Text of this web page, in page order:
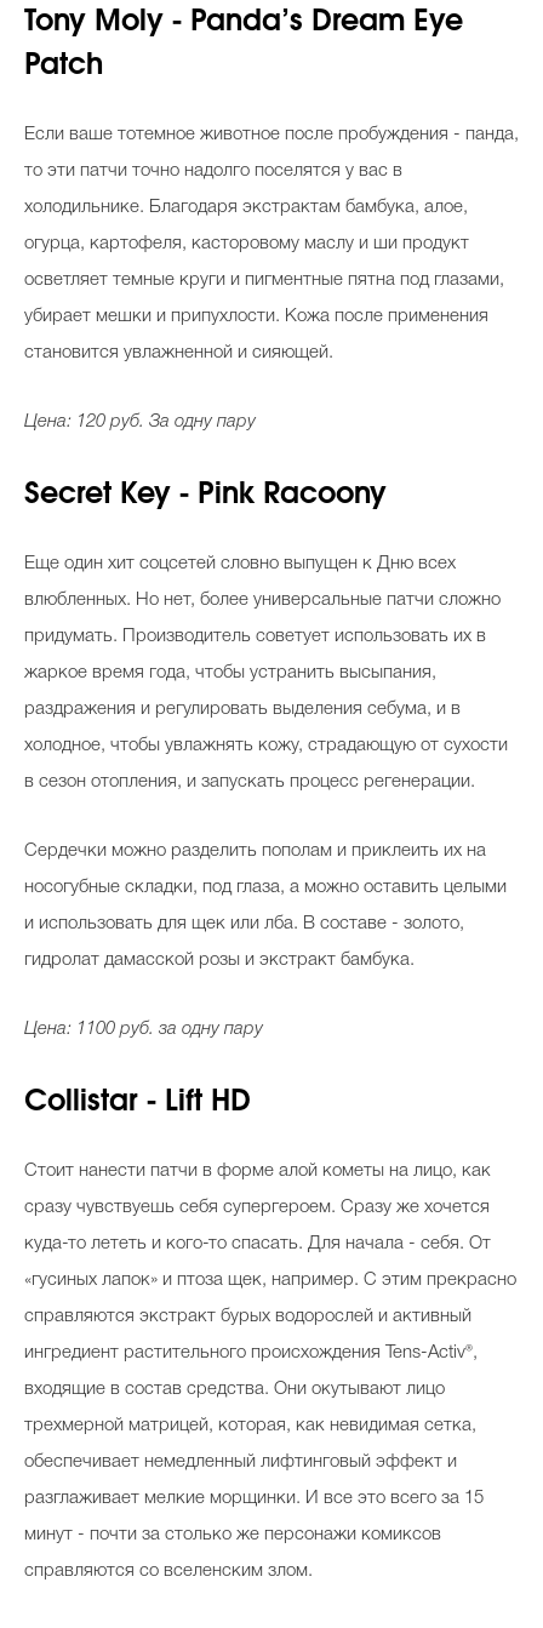
Tony Moly - Panda’s Dream Eye
Patch
Если ваше тотемное животное после пробуждения - панда,
то эти патчи точно надолго поселятся у вас в
холодильнике. Благодаря экстрактам бамбука, алое,
огурца, картофеля, касторовому маслу и ши продукт
осветляет темные круги и пигментные пятна под глазами,
убирает мешки и припухлости. Кожа после применения
становится увлажненной и сияющей.
Цена: 120 руб. За одну пару
Secret Key - Pink Racoony
Еще один хит соцсетей словно выпущен к Дню всех
влюбленных. Но нет, более универсальные патчи сложно
придумать. Производитель советует использовать их в
жаркое время года, чтобы устранить высыпания,
раздражения и регулировать выделения себума, и в
холодное, чтобы увлажнять кожу, страдающую от сухости
в сезон отопления, и запускать процесс регенерации.
Сердечки можно разделить пополам и приклеить их на
носогубные складки, под глаза, а можно оставить целыми
и использовать для щек или лба. В составе - золото,
гидролат дамасской розы и экстракт бамбука.
Цена: 1100 руб. за одну пару
Collistar - Lift HD
Стоит нанести патчи в форме алой кометы на лицо, как
сразу чувствуешь себя супергероем. Сразу же хочется
куда-то лететь и кого-то спасать. Для начала - себя. От
«гусиных лапок» и птоза щек, например. С этим прекрасно
справляются экстракт бурых водорослей и активный
ингредиент растительного происхождения Tens-Activ®,
входящие в состав средства. Они окутывают лицо
трехмерной матрицей, которая, как невидимая сетка,
обеспечивает немедленный лифтинговый эффект и
разглаживает мелкие морщинки. И все это всего за 15
минут - почти за столько же персонажи комиксов
справляются со вселенским злом.